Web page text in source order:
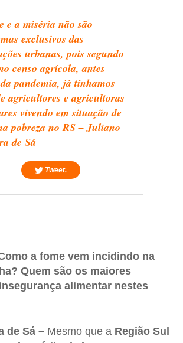
e a miséria não são
exclusivos das
urbanas, pois segundo
censo agrícola, antes
pandemia, já tínhamos
agricultores e agricultoras
vivendo em situação de
pobreza no RS – Juliano
de Sá
Tweet.
a fome vem incidindo na
Quem são os maiores
alimentar nestes
de Sá – Mesmo que a Região Sul